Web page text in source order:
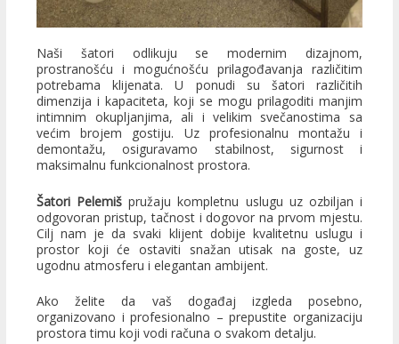
Naši šatori odlikuju se modernim dizajnom,
prostranošću i mogućnošću prilagođavanja različitim
potrebama klijenata. U ponudi su šatori različitih
dimenzija i kapaciteta, koji se mogu prilagoditi manjim
intimnim okupljanjima, ali i velikim svečanostima sa
većim brojem gostiju. Uz profesionalnu montažu i
demontažu, osiguravamo stabilnost, sigurnost i
maksimalnu funkcionalnost prostora.
Šatori Pelemiš pružaju kompletnu uslugu uz ozbiljan i
odgovoran pristup, tačnost i dogovor na prvom mjestu.
Cilj nam je da svaki klijent dobije kvalitetnu uslugu i
prostor koji će ostaviti snažan utisak na goste, uz
ugodnu atmosferu i elegantan ambijent.
Ako želite da vaš događaj izgleda posebno,
organizovano i profesionalno – prepustite organizaciju
prostora timu koji vodi računa o svakom detalju.